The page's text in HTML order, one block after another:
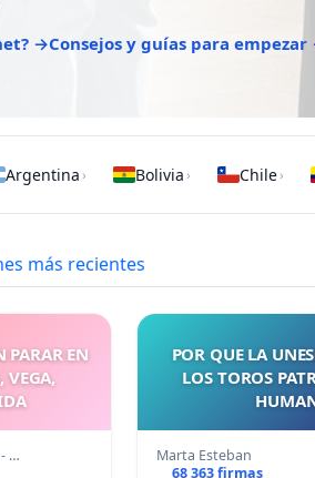
→Consejos y guías para empezar
Argentina › Bolivia › Chile›
más recientes
PARAR EN
VEGA,
…
POR QUE LA
LOS TOROS
Marta Esteban
68 363 firmas